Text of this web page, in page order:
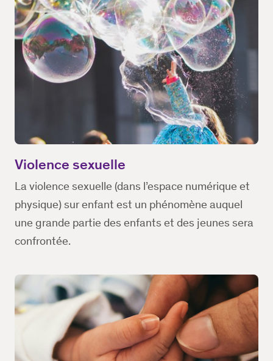
Violence sexuelle
La violence sexuelle (dans l’espace numérique et
physique) sur enfant est un phénomène auquel
une grande partie des enfants et des jeunes sera
confrontée.